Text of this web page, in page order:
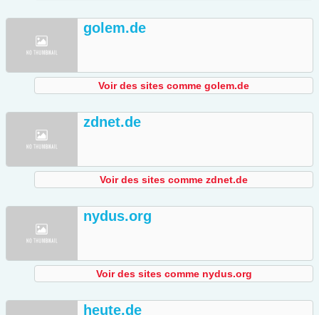
golem.de
Voir des sites comme golem.de
zdnet.de
Voir des sites comme zdnet.de
nydus.org
Voir des sites comme nydus.org
heute.de